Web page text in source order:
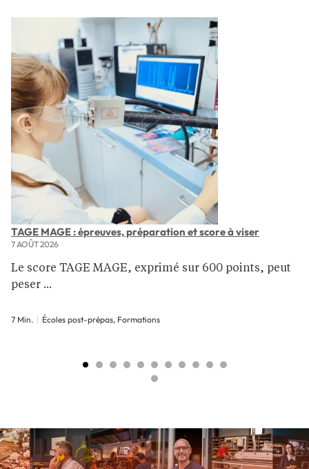
TAGE MAGE : épreuves, préparation et score à viser
7 AOÛT 2026
Le score TAGE MAGE, exprimé sur 600 points, peut
peser ...
7 Min. Écoles post-prépas, Formations